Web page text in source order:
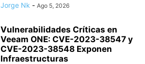
Jorge Nk - Ago 5, 2026
Vulnerabilidades Críticas en
Veeam ONE: CVE-2023-38547 y
CVE-2023-38548 Exponen
Infraestructuras